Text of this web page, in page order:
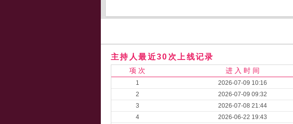
主持人最近30次上线记录
项 次 进 入 时 间
1 2026-07-09 10:16
2
2026-07-09 09:32
3
2026-07-08 21:44
4
2026-06-22 19:43